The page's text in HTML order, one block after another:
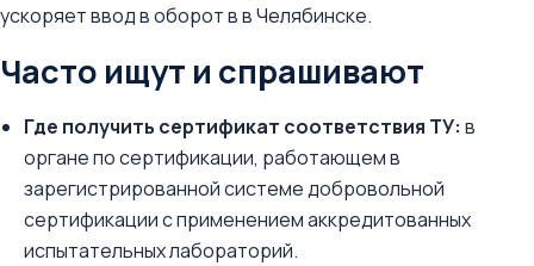
ускоряет ввод в оборот в в Челябинске.
Часто ищут и спрашивают
Где получить сертификат соответствия ТУ: в
органе по сертификации, работающем в
зарегистрированной системе добровольной
сертификации с применением аккредитованных
испытательных лабораторий.